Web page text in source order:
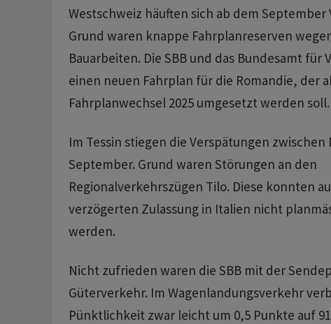
Westschweiz häuften sich ab dem September
Grund waren knappe Fahrplanreserven
Bauarbeiten. Die SBB und das Bundesamt für
einen neuen Fahrplan für die Romandie, der
Fahrplanwechsel 2025 umgesetzt werden soll.
Im Tessin stiegen die Verspätungen zwischen
September. Grund waren Störungen an den
Regionalverkehrszügen Tilo. Diese konnten
verzögerten Zulassung in Italien nicht
werden.
Nicht zufrieden waren die SBB mit der
Güterverkehr. Im Wagenlandungsverkehr
Pünktlichkeit zwar leicht um 0,5 Punkte auf